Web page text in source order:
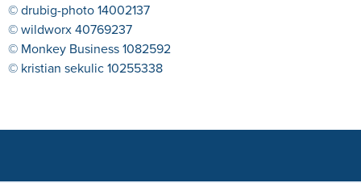
© drubig-photo 14002137
© wildworx 40769237
© Monkey Business 1082592
© kristian sekulic 10255338